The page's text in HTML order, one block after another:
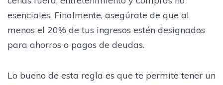
esenciales. Finalmente, asegúrate de que al
menos el 20% de tus ingresos estén designados
para ahorros o pagos de deudas.
Lo bueno de esta regla es que te permite tener un